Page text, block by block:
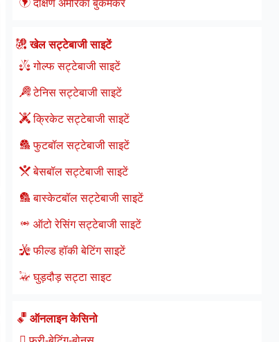
दक्षिण अमेरिका बुकमेकर
खेल सट्टेबाजी साइटें
गोल्फ सट्टेबाजी साइटें
टेनिस सट्टेबाजी साइटें
क्रिकेट सट्टेबाजी साइटें
फुटबॉल सट्टेबाजी साइटें
बेसबॉल सट्टेबाजी साइटें
बास्केटबॉल सट्टेबाजी साइटें
ऑटो रेसिंग सट्टेबाजी साइटें
फील्ड हॉकी बेटिंग साइटें
घुड़दौड़ सट्टा साइट
ऑनलाइन केसिनो